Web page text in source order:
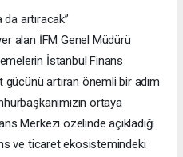
artıracak”
alan İFM Genel Müdürü
İstanbul Finans
gücünü artıran önemli bir adım
ortaya
Merkezi özelinde açıkladığı
ve ticaret ekosistemindeki